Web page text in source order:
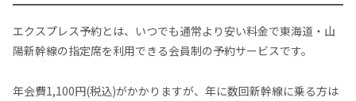
エクスプレス予約とは、いつでも通常より安い料金で東海道・山
陽新幹線の指定席を利用できる会員制の予約サービスです。
年会費1,100円(税込)がかかりますが、年に数回新幹線に乗る方は